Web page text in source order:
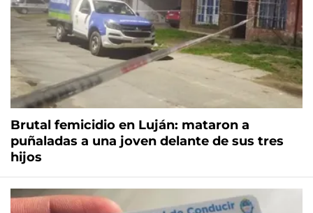
Brutal femicidio en Luján: mataron a
puñaladas a una joven delante de sus tres
hijos